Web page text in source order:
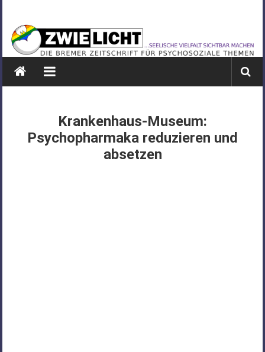
springen
ZWIELICHT
BREMEN
DIE
PSYCHOSOZIALE
THEMEN
Krankenhaus-Museum:
Psychopharmaka reduzieren und
absetzen